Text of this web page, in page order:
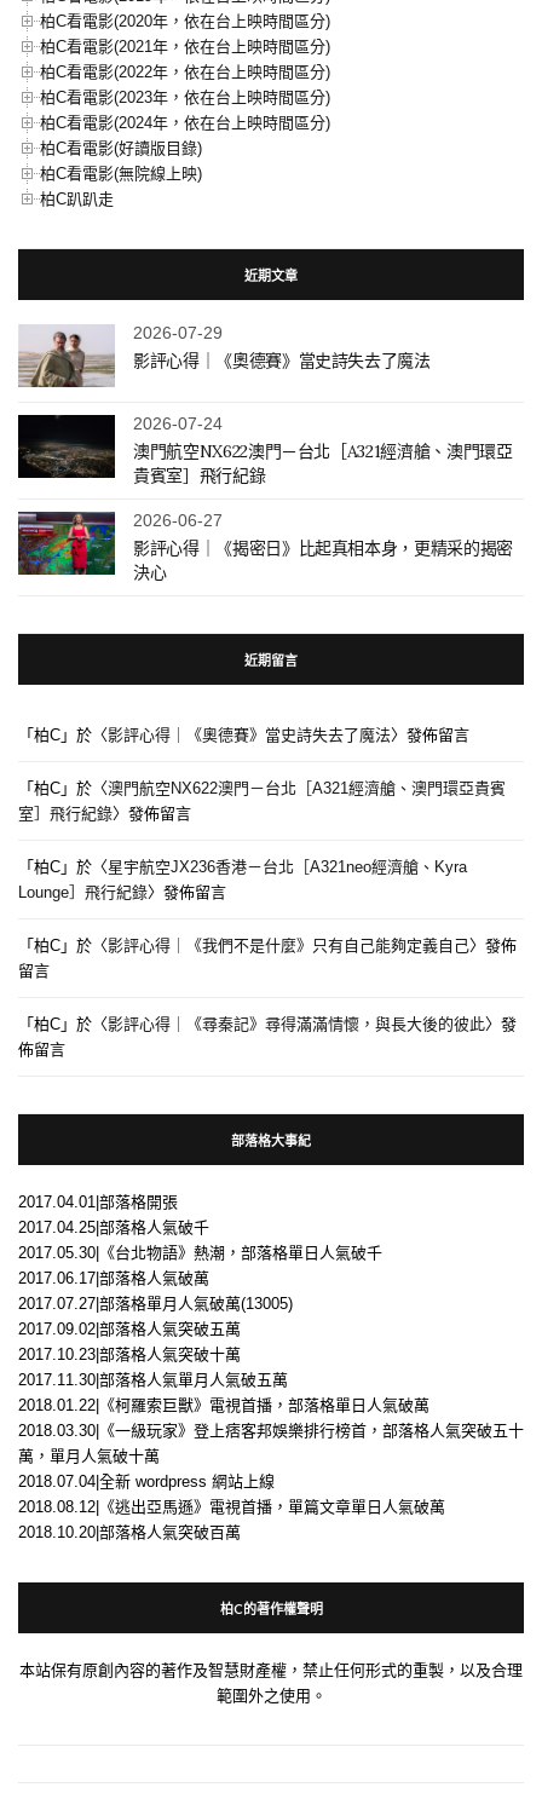
柏C看電影(2020年，依在台上映時間區分)
柏C看電影(2021年，依在台上映時間區分)
柏C看電影(2022年，依在台上映時間區分)
柏C看電影(2023年，依在台上映時間區分)
柏C看電影(2024年，依在台上映時間區分)
柏C看電影(好讀版目錄)
柏C看電影(無院線上映)
柏C趴趴走
近期文章
2026-07-29
影評心得｜《奧德賽》當史詩失去了魔法
2026-07-24
澳門航空NX622澳門－台北［A321經濟艙、澳門環亞
貴賓室］飛行紀錄
2026-06-27
影評心得｜《揭密日》比起真相本身，更精采的揭密
決心
近期留言
「柏C 」於〈影評心得｜《奧德賽》當史詩失去了魔法〉發佈留言
「柏C 」於〈澳門航空NX622澳門－台北［A321經濟艙、澳門環亞貴賓
室］飛行紀錄〉發佈留言
「柏C 」於〈星宇航空JX236香港－台北［A321neo經濟艙、Kyra
Lounge］飛行紀錄〉發佈留言
「柏C 」於〈影評心得｜《我們不是什麼》只有自己能夠定義自己〉發佈
留言
「柏C 」於〈影評心得｜《尋秦記》尋得滿滿情懷，與長大後的彼此〉發
佈留言
部落格大事紀
2017.04.01|部落格開張
2017.04.25|部落格人氣破千
2017.05.30|《台北物語》熱潮，部落格單日人氣破千
2017.06.17|部落格人氣破萬
2017.07.27|部落格單月人氣破萬(13005)
2017.09.02|部落格人氣突破五萬
2017.10.23|部落格人氣突破十萬
2017.11.30|部落格人氣單月人氣破五萬
2018.01.22|《柯羅索巨獸》電視首播，部落格單日人氣破萬
2018.03.30|《一級玩家》登上痞客邦娛樂排行榜首，部落格人氣突破五十
萬，單月人氣破十萬
2018.07.04|全新 wordpress 網站上線
2018.08.12|《逃出亞馬遜》電視首播，單篇文章單日人氣破萬
2018.10.20|部落格人氣突破百萬
柏C的著作權聲明
本站保有原創內容的著作及智慧財產權，禁止任何形式的重製，以及合理
範圍外之使用。